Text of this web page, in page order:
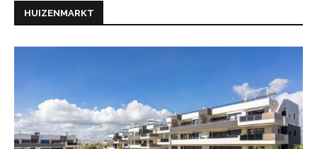
HUIZENMARKT